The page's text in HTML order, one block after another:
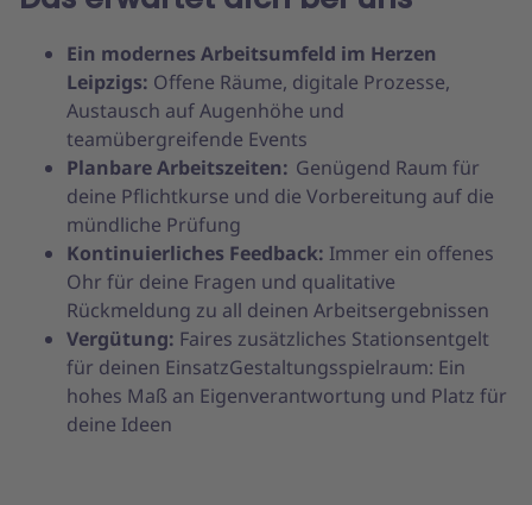
Ein modernes Arbeitsumfeld im Herzen
Leipzigs: Offene Räume, digitale Prozesse,
Austausch auf Augenhöhe und
teamübergreifende Events
Planbare Arbeitszeiten: Genügend Raum für
deine Pflichtkurse und die Vorbereitung auf die
mündliche Prüfung
Kontinuierliches Feedback: Immer ein offenes
Ohr für deine Fragen und qualitative
Rückmeldung zu all deinen Arbeitsergebnissen
Vergütung: Faires zusätzliches Stationsentgelt
für deinen EinsatzGestaltungsspielraum: Ein
hohes Maß an Eigenverantwortung und Platz für
deine Ideen